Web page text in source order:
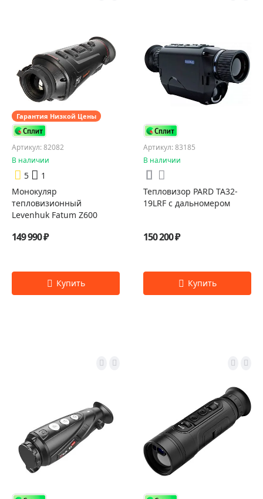
Гарантия Низкой Цены
Артикул: 82082
В наличии
5
1
Монокуляр
тепловизионный
Levenhuk Fatum Z600
149 990 ₽
Артикул: 83185
В наличии
Тепловизор PARD TA32-
19LRF с дальномером
150 200 ₽